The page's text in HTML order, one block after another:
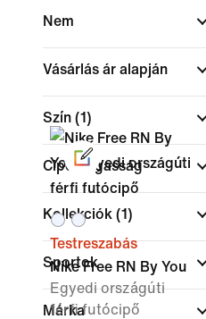
Nem
Vásárlás ár alapján
Szín (1)
Cipőmagasság
Kollekciók (1)
Sportok
Márka
Testreszabás
Nike Free RN By You
Egyedi országúti
férfi futócipő